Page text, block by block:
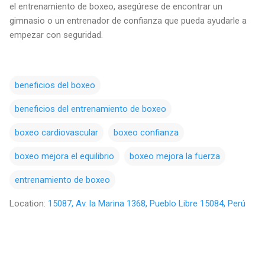
el entrenamiento de boxeo, asegúrese de encontrar un
gimnasio o un entrenador de confianza que pueda ayudarle a
empezar con seguridad.
beneficios del boxeo
beneficios del entrenamiento de boxeo
boxeo cardiovascular boxeo confianza
boxeo mejora el equilibrio boxeo mejora la fuerza
entrenamiento de boxeo
Location: 15087, Av. la Marina 1368, Pueblo Libre 15084, Perú